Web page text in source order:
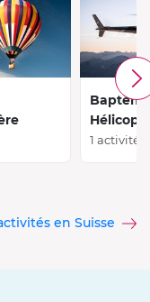
1 activité
en Suisse